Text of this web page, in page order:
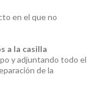
en el que no
a la casilla
y adjuntando todo el
de la